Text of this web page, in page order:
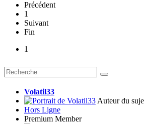
Précédent
1
Suivant
Fin
1
Volatil33
Auteur du
Hors Ligne
Premium Member